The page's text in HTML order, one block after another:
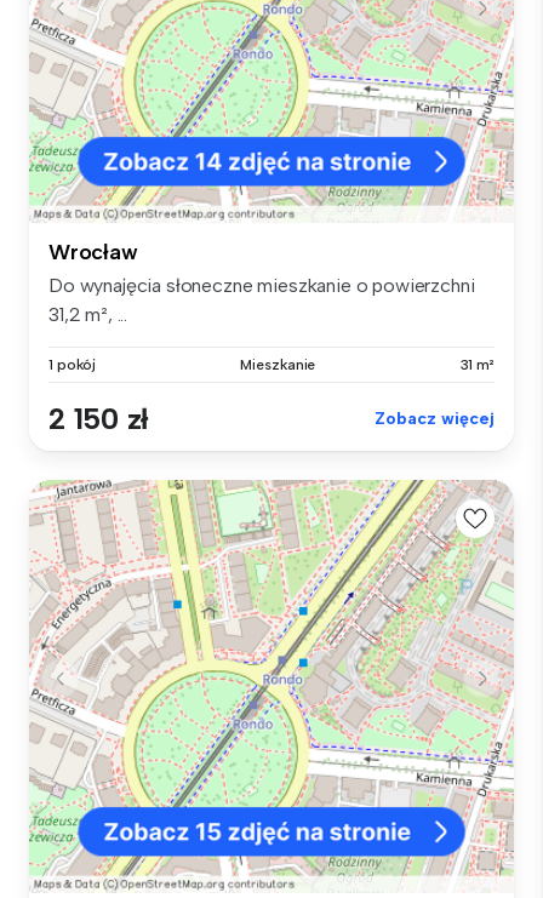
Wrocław
Do wynajęcia słoneczne mieszkanie o powierzchni
31,2 m², ...
1 pokój Mieszkanie 31 m²
2 150 zł Zobacz więcej